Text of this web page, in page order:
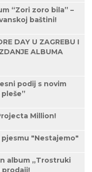
“Zori zoro bila” –
baštini!
DAY U ZAGREBU I
ALBUMA
podij s novim
Million!
"Nestajemo"
album „Trostruki
prodaji!